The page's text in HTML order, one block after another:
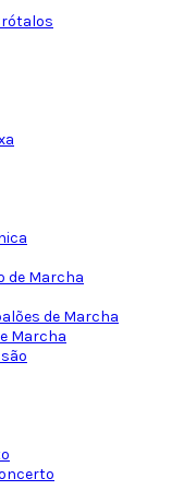
de Marcha
de Marcha
Marcha